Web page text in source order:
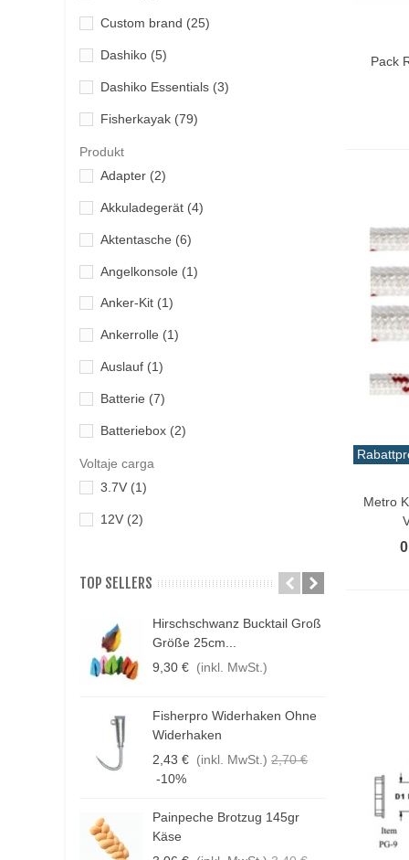
Custom brand (25)
Dashiko (5)
Dashiko Essentials (3)
Fisherkayak (79)
Fisherpro
Garmin (2)
Hart(4)
Hobie kayaks(44)
Imersion(4)
Jumprize (2)
Lalizas(1)
NRS(3)
Ocean Mark
Polar Cooler(4)
RBTS Enterprise
Produkt
Adapter (2)
Akkuladegerät (4)
Aktentasche (6)
Angelkonsole (1)
Anker-Kit (1)
Ankerrolle (1)
Auslauf (1)
Batterie (7)
Batteriebox (2)
Boje(1)
Brust Kühlschrank
Caja plegable
Container(1)
Dregganker(3)
elastisches Seil
Elektromotor
Ersatzteil(5)
Fingerling
(1)
(1)
geschwollene Pumpe
Voltaje carga
3.7V (1)
12V (2)
TOP SELLERS
Hirschschwanz Bucktail Groß
Größe 25cm...
9,30 € (inkl. MwSt.)
Fisherpro Widerhaken Ohne
Widerhaken
2,43 € (inkl. MwSt.) 2,70 €
-10%
Painpeche Brotzug 145gr
Käse
Pack
Metro